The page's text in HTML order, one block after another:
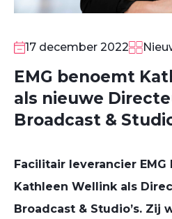
17 december 2022
EMG benoemt
als nieuwe
Broadcast &
Facilitair leverancier
Kathleen Wellink als
Broadcast & Studio’s. Zij